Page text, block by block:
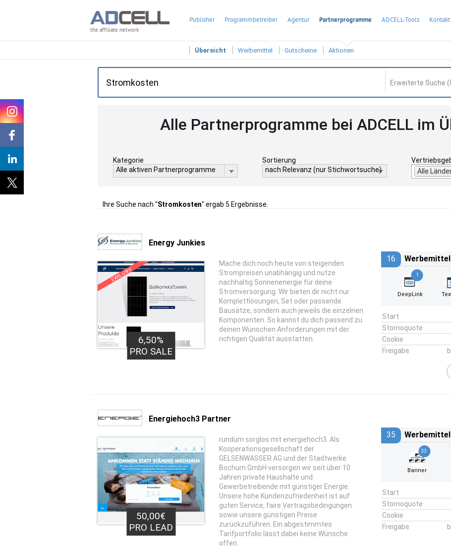
the affiliate network
Publisher Programmbetreiber Agentur Partnerprogramme ADCELL-Tools Kontakt
Übersicht Werbemittel Gutscheine Aktionen
Erweiterte Suche (
Alle Partnerprogramme bei ADCELL im
Kategorie
Alle aktiven Partnerprogramme
Sortierung
nach Relevanz (nur Stichwortsuche)
Alle
Ihre Suche nach "Stromkosten" ergab 5 Ergebnisse.
Energy Junkies
EXKLUSIV
6,50%
PRO SALE
Mache dich noch heute von steigenden
Strompreisen unabhängig und nutze
nachhaltig Sonnenenergie für deine
Stromversorgung. Wir bieten dir nicht nur
Komplettlösungen, Set oder passende
Bausätze, sondern auch jeweils die einzelnen
Komponenten. So kannst du dich passend zu
deinen Wünschen Anforderungen mit der
richtigen Qualität ausstatten.
16 Werbemittel
1
DeepLink
Start
Stornoquote
Cookie
Freigabe
Energiehoch3 Partner
50,00€
PRO LEAD
rundum sorglos mit energiehoch3. Als
Kooperationsgesellschaft der
GELSENWASSER AG und der Stadtwerke
Bochum GmbH versorgen wir seit über 10
Jahren private Haushalte und
Gewerbetreibende mit günstiger Energie.
Unsere hohe Kundenzufriedenheit ist auf
guten Service, faire Vertragsbedingungen
sowie unsere günstigen Preise
zurückzuführen. Ein abgestimmtes
Tarifportfolio lässt dabei keine Wünsche
offen.
35 Werbemittel
33
Banner
Start
Stornoquote
Cookie
Freigabe